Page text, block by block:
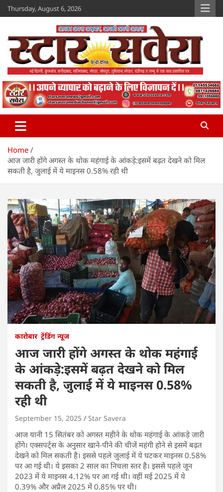
Skip
to
Thursday, August 6, 2026
Star Savera
www.starsavera.com
Home
आज जारी होंगे अगस्त के थोक महंगाई के आंकड़े:इसमें बढ़त देखने को मिल
सकती है, जुलाई में ये माइनस 0.58% रही थी
कारोबार ट्रेंडिंग न्यूज
आज जारी होंगे अगस्त के थोक महंगाई
के आंकड़े:इसमें बढ़त देखने को मिल
सकती है, जुलाई में ये माइनस 0.58%
रही थी
September 15, 2025 Star Savera
आज यानी 15 सितंबर को अगस्त महीने के थोक महंगाई के आंकड़े जारी
होंगे। एक्सपर्ट्स के अनुसार खाने-पीने की चीजें महंगी होने से इसमें बढ़त
देखने को मिल सकती है। इससे पहले जुलाई में ये घटकर माइनस 0.58%
पर आ गई थी। ये इसका 2 साल का निचला स्तर है। इससे पहले जून
2023 में ये माइनस 4.12% पर आ गई थी। वहीं मई 2025 में ये
0.39% और अप्रैल 2025 में 0.85% पर थी।